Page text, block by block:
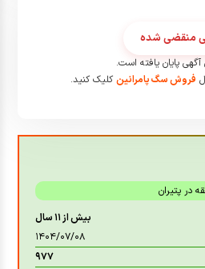
منقضی شده
آگهی پایان یافته است.
فروش سگ پامرانینکلیک کنید.
در پتیران
بیش از ۱۱ سال
۱۴۰۴/۰۷/۰۸
۹۷۷